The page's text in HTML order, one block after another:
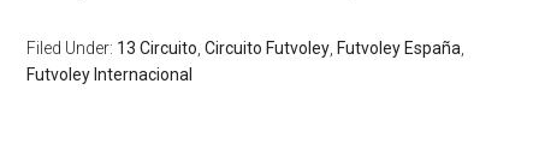
Filed Under: 13 Circuito ,Circuito Futvoley Futvoley España
Futvoley Internacional